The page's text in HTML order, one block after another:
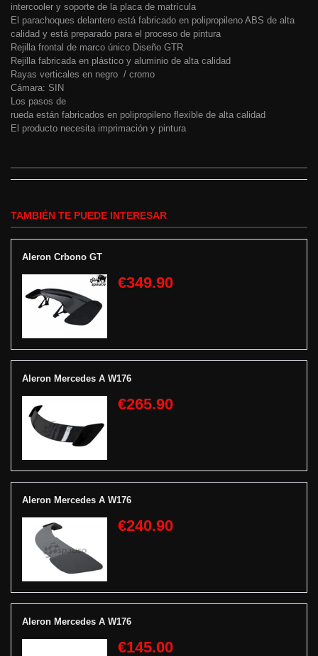
intercooler y soporte de la placa de matrícula
El parachoques delantero está fabricado en polipropileno ABS de alta
calidad y está preparado para el proceso de pintura
Rejilla frontal de marco único Diseño GTR
Rejilla fabricada en plástico y aluminio de alta calidad
Rayas verticales en negro / cromo
Cámara: SIN
Los pasos de
rueda están fabricados en polipropileno flexible de alta calidad
El producto necesita imprimación y pintura
TAMBIÉN TE PUEDE INTERESAR
Aleron Crbono GT
€349.90
Aleron Mercedes A W176
€265.90
Aleron Mercedes A W176
€240.90
Aleron Mercedes A W176
€145.00